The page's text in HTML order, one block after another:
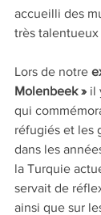
accueilli des
très
Lors de notre
Molenbeek » il
qui
réfugiés et les
dans les
la Turquie
servait de
ainsi que sur